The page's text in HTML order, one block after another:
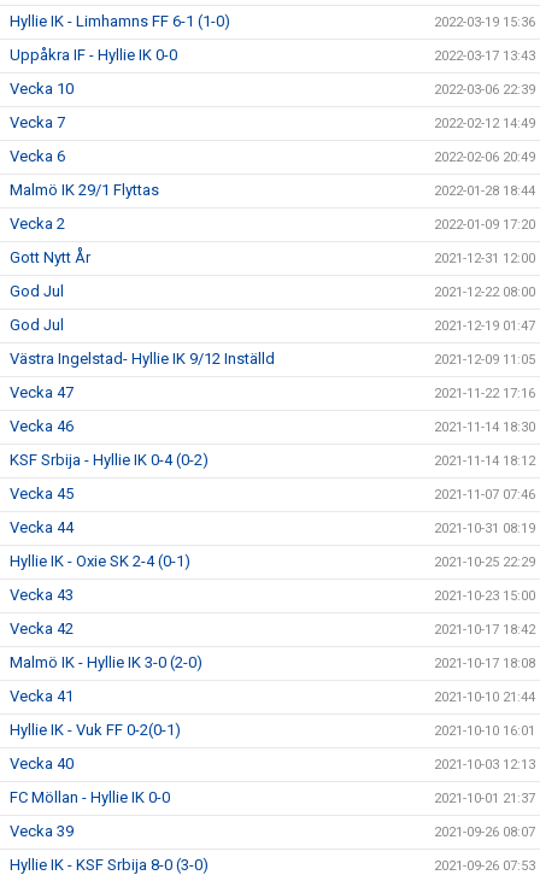
Hyllie IK - Limhamns FF 6-1 (1-0) 2022-03-19 15:36
Uppåkra IF - Hyllie IK 0-0 2022-03-17 13:43
Vecka 10 2022-03-06 22:39
Vecka 7 2022-02-12 14:49
Vecka 6 2022-02-06 20:49
Malmö IK 29/1 Flyttas 2022-01-28 18:44
Vecka 2 2022-01-09 17:20
Gott Nytt År 2021-12-31 12:00
God Jul 2021-12-22 08:00
God Jul 2021-12-19 01:47
Västra Ingelstad- Hyllie IK 9/12 Inställd 2021-12-09 11:05
Vecka 47 2021-11-22 17:16
Vecka 46 2021-11-14 18:30
KSF Srbija - Hyllie IK 0-4 (0-2) 2021-11-14 18:12
Vecka 45 2021-11-07 07:46
Vecka 44 2021-10-31 08:19
Hyllie IK - Oxie SK 2-4 (0-1) 2021-10-25 22:29
Vecka 43 2021-10-23 15:00
Vecka 42 2021-10-17 18:42
Malmö IK - Hyllie IK 3-0 (2-0) 2021-10-17 18:08
Vecka 41 2021-10-10 21:44
Hyllie IK - Vuk FF 0-2(0-1) 2021-10-10 16:01
Vecka 40 2021-10-03 12:13
FC Möllan - Hyllie IK 0-0 2021-10-01 21:37
Vecka 39 2021-09-26 08:07
Hyllie IK - KSF Srbija 8-0 (3-0) 2021-09-26 07:53